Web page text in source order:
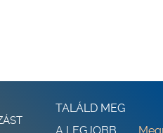
TALÁLD MEG
A LEGJOBB